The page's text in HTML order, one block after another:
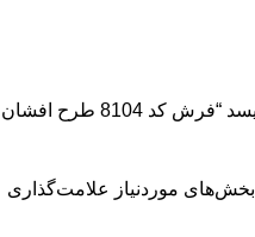
اولین کسی باشید که دیدگاهی می نویسد “فرش کد 8104 طرح افشان
بخش‌های موردنیاز علامت‌گذاری